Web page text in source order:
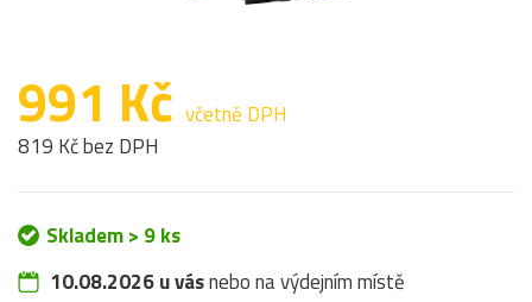
991 Kč včetně DPH
819 Kč bez DPH
Skladem > 9 ks
10.08.2026 u vásnebo na výdejním místě